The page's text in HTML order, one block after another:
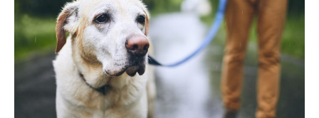
I want to opt-out of Collection, Use,
Retention, Sale, and/or Sharing of my
Personal Data that Is Unrelated with the
Purposes for which it was collected.
Opted Out
CONFIRM